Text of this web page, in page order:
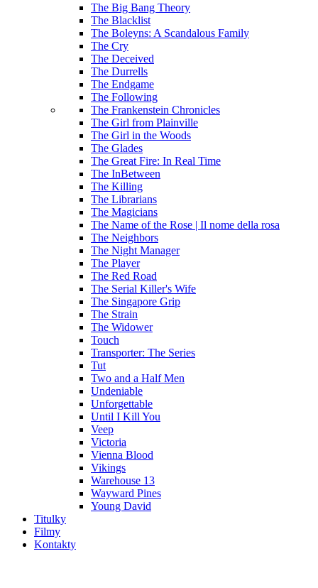
The Big Bang Theory
The Blacklist
The Boleyns: A Scandalous Family
The Cry
The Deceived
The Durrells
The Endgame
The Following
The Frankenstein Chronicles
The Girl from Plainville
The Girl in the Woods
The Glades
The Great Fire: In Real Time
The InBetween
The Killing
The Librarians
The Magicians
The Name of the Rose | Il nome della rosa
The Neighbors
The Night Manager
The Player
The Red Road
The Serial Killer's Wife
The Singapore Grip
The Strain
The Widower
Touch
Transporter: The Series
Tut
Two and a Half Men
Undeniable
Unforgettable
Until I Kill You
Veep
Victoria
Vienna Blood
Vikings
Warehouse 13
Wayward Pines
Young David
Titulky
Filmy
Kontakty